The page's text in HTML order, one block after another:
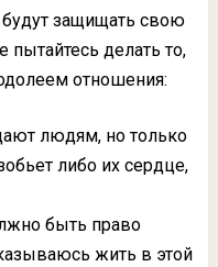
защищать свою
делать то,
отношения:
людям, но только
либо их сердце,
быть право
жить в этой